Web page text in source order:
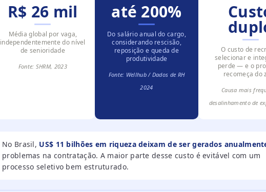
R$ 26 mil
Média global por vaga,
independentemente do nível
de senioridade
Fonte: SHRM, 2023
até 200%
Do salário anual do cargo,
considerando rescisão,
reposição e queda de
produtividade
Fonte: Wellhub / Dados de RH
2024
O custo de
selecionar e
perde — e o
recomeça do
Causa mais
desalinhamento de
No Brasil, US$ 11 bilhões em riqueza deixam de ser gerados
problemas na contratação. A maior parte desse custo é evitável com um
processo seletivo bem estruturado.